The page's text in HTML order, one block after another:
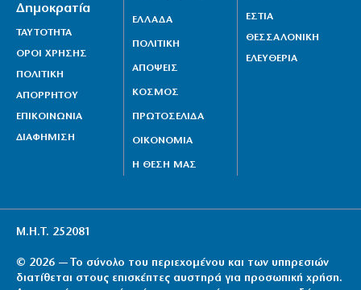
Δημοκρατία
ΤΑΥΤΟΤΗΤΑ
ΟΡΟΙ ΧΡΗΣΗΣ
ΠΟΛΙΤΙΚΗ
ΑΠΟΡΡΗΤΟΥ
ΕΠΙΚΟΙΝΩΝΙΑ
ΔΙΑΦΗΜΙΣΗ
ΕΛΛΑΔΑ
ΠΟΛΙΤΙΚΗ
ΑΠΟΨΕΙΣ
ΚΟΣΜΟΣ
ΠΡΩΤΟΣΕΛΙΔΑ
ΟΙΚΟΝΟΜΙΑ
Η ΘΕΣΗ ΜΑΣ
ΕΣΤΙΑ
ΘΕΣΣΑΛΟΝΙΚΗ
ΕΛΕΥΘΕΡΙΑ
Μ.Η.Τ. 252081
© 2026 — Το σύνολο του περιεχομένου και των υπηρεσιών
διατίθεται στους επισκέπτες αυστηρά για προσωπική χρήση.